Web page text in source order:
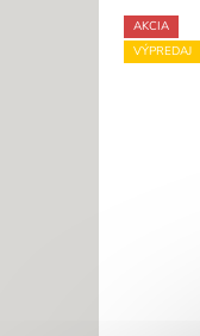
AKCIA
VÝPREDAJ